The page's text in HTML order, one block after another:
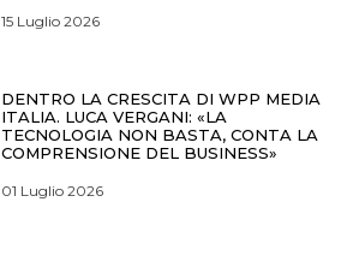
15 Luglio 2026
DENTRO LA CRESCITA DI WPP MEDIA
ITALIA. LUCA VERGANI: «LA
TECNOLOGIA NON BASTA, CONTA LA
COMPRENSIONE DEL BUSINESS»
01 Luglio 2026